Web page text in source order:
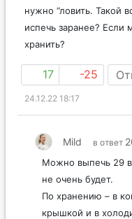
нужно “ловить. Такой
испечь заранее?
хранить?
17 -25
24.12.22 18:17
Mild в ответ
Можно выпечь 29
не очень будет.
По хранению – в
крышкой и в